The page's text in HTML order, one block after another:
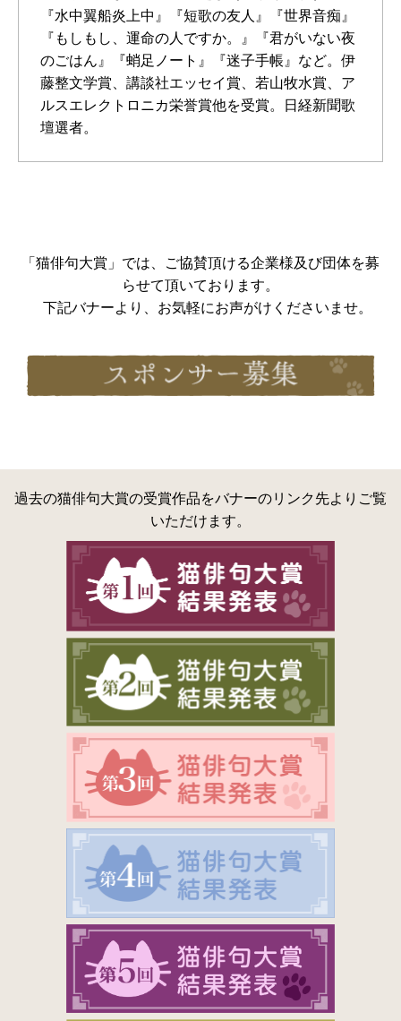
『水中翼船炎上中』『短歌の友人』『世界音痴』
『もしもし、運命の人ですか。』『君がいない夜
のごはん』『蛸足ノート』『迷子手帳』など。伊
藤整文学賞、講談社エッセイ賞、若山牧水賞、ア
ルスエレクトロニカ栄誉賞他を受賞。日経新聞歌
壇選者。
「猫俳句大賞」では、ご協賛頂ける企業様及び団体を募
らせて頂いております。
下記バナーより、お気軽にお声がけくださいませ。
過去の猫俳句大賞の受賞作品をバナーのリンク先よりご覧
いただけます。